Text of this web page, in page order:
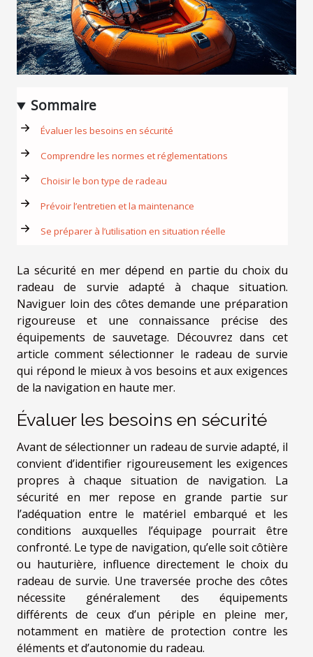
Sommaire
Évaluer les besoins en sécurité
Comprendre les normes et réglementations
Choisir le bon type de radeau
Prévoir l’entretien et la maintenance
Se préparer à l’utilisation en situation réelle
La sécurité en mer dépend en partie du choix du
radeau de survie adapté à chaque situation.
Naviguer loin des côtes demande une préparation
rigoureuse et une connaissance précise des
équipements de sauvetage. Découvrez dans cet
article comment sélectionner le radeau de survie
qui répond le mieux à vos besoins et aux exigences
de la navigation en haute mer.
Évaluer les besoins en sécurité
Avant de sélectionner un radeau de survie adapté, il
convient d’identifier rigoureusement les exigences
propres à chaque situation de navigation. La
sécurité en mer repose en grande partie sur
l’adéquation entre le matériel embarqué et les
conditions auxquelles l’équipage pourrait être
confronté. Le type de navigation, qu’elle soit côtière
ou hauturière, influence directement le choix du
radeau de survie. Une traversée proche des côtes
nécessite généralement des équipements
différents de ceux d’un périple en pleine mer,
notamment en matière de protection contre les
éléments et d’autonomie du radeau.